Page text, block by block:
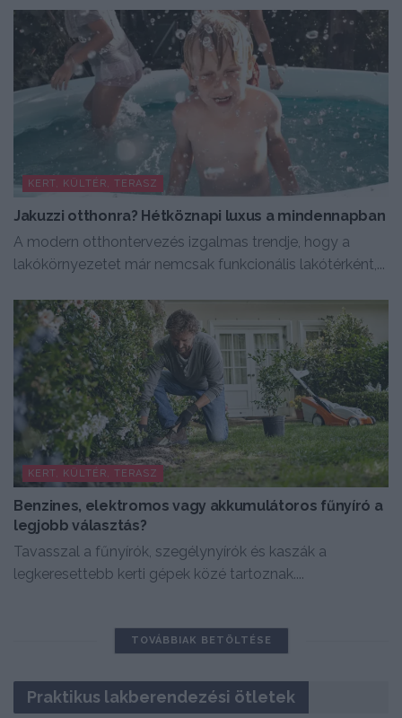
KERT, KÜLTÉR, TERASZ
Jakuzzi otthonra? Hétköznapi luxus a mindennapban
A modern otthontervezés izgalmas trendje, hogy a
lakókörnyezetet már nemcsak funkcionális lakótérként,...
KERT, KÜLTÉR, TERASZ
Benzines, elektromos vagy akkumulátoros fűnyíró a
legjobb választás?
Tavasszal a fűnyírók, szegélynyírók és kaszák a
legkeresettebb kerti gépek közé tartoznak....
TOVÁBBIAK BETÖLTÉSE
Praktikus lakberendezési ötletek